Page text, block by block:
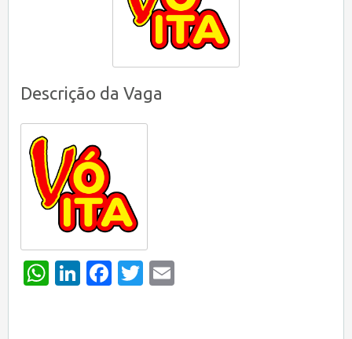
Descrição da Vaga
WhatsApp
LinkedIn
Facebook
Twitter